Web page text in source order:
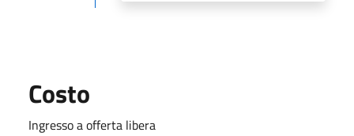
Costo
Ingresso a offerta libera